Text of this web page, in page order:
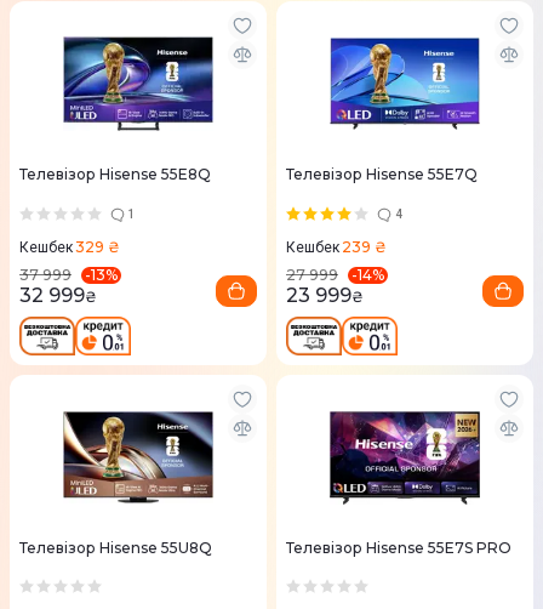
Телевізор Hisense 55E8Q
1
Кешбек329 ₴
37 999
-13%
32 999₴
Телевізор Hisense 55E7Q
4
Кешбек 239 ₴
27 999
-14%
23 999₴
Телевізор Hisense 55U8Q Телевізор Hisense 55E7S PRO